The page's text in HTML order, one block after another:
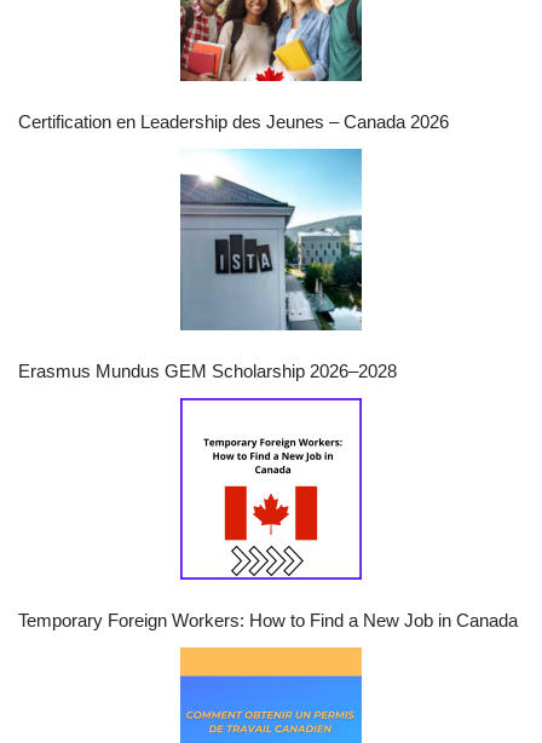
Certification en Leadership des Jeunes – Canada 2026
Erasmus Mundus GEM Scholarship 2026–2028
Temporary Foreign Workers: How to Find a New Job in Canada